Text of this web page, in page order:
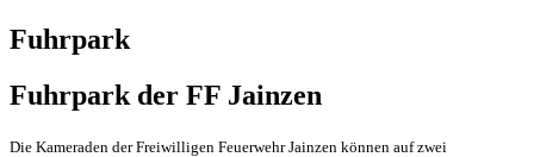
Fuhrpark
Fuhrpark der FF Jainzen
Die Kameraden der Freiwilligen Feuerwehr Jainzen können auf zwei